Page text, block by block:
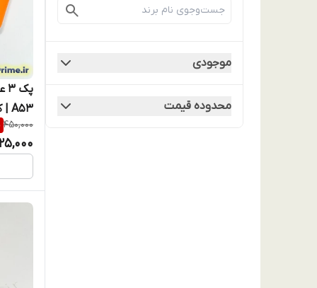
موجودی
محدوده قیمت
ویژه
450,000